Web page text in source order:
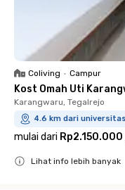
Coliving • Campur
Kost Omah Uti
Karangwaru, Tegalrejo
4.6 km dari
mulai dari Rp2.150.000
Lihat info lebih banyak